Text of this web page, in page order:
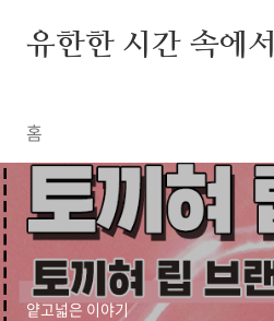
유한한 시간 속에서
홈
얕고넓은 이야기